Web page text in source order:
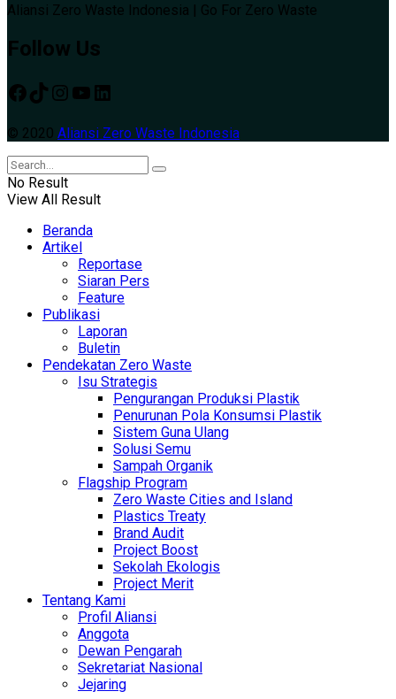
Aliansi Zero Waste Indonesia | Go For Zero Waste
Follow Us
Facebook
TikTok
Instagram
YouTube
LinkedIn
© 2020 Aliansi Zero Waste Indonesia
No Result
View All Result
Beranda
Artikel
Reportase
Siaran Pers
Feature
Publikasi
Laporan
Buletin
Pendekatan Zero Waste
Isu Strategis
Pengurangan Produksi Plastik
Penurunan Pola Konsumsi Plastik
Sistem Guna Ulang
Solusi Semu
Sampah Organik
Flagship Program
Zero Waste Cities and Island
Plastics Treaty
Brand Audit
Project Boost
Sekolah Ekologis
Project Merit
Tentang Kami
Profil Aliansi
Anggota
Dewan Pengarah
Sekretariat Nasional
Jejaring